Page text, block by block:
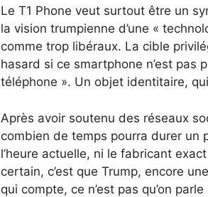
Le T1 Phone veut surtout être un
la vision trumpienne d’une «
comme trop libéraux. La cible
hasard si ce smartphone n’est pas
téléphone ». Un objet identitaire,
Après avoir soutenu des réseaux
combien de temps pourra durer un
l’heure actuelle, ni le fabricant
certain, c’est que Trump, encore
qui compte, ce n’est pas qu’on